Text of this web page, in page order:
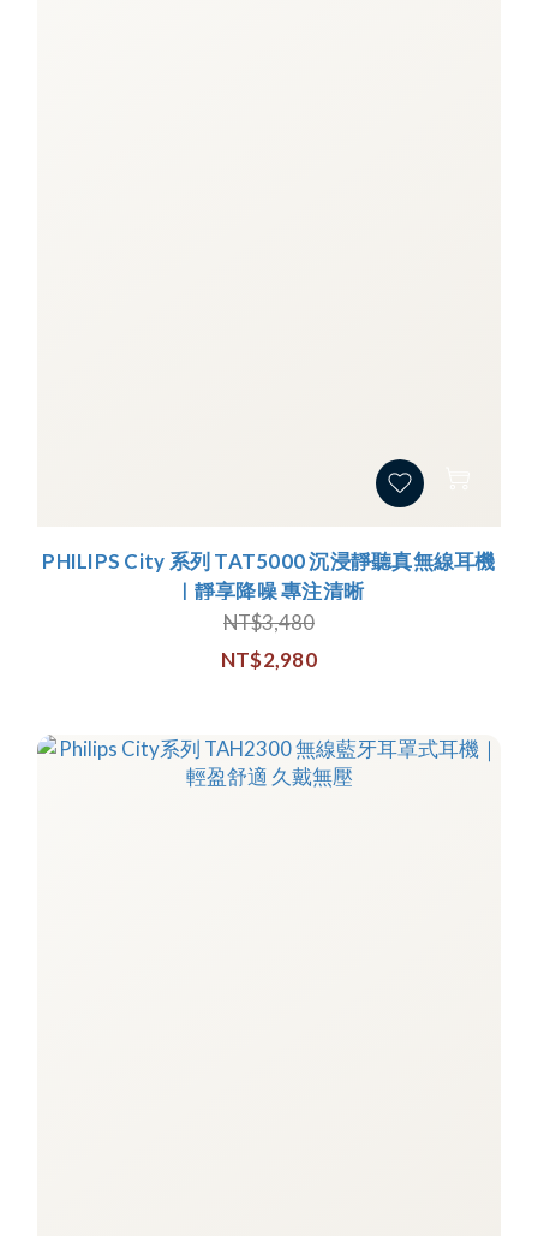
PHILIPS City 系列 TAT5000 沉浸靜聽真無線耳機
｜靜享降噪 專注清晰
NT$3,480
NT$2,980